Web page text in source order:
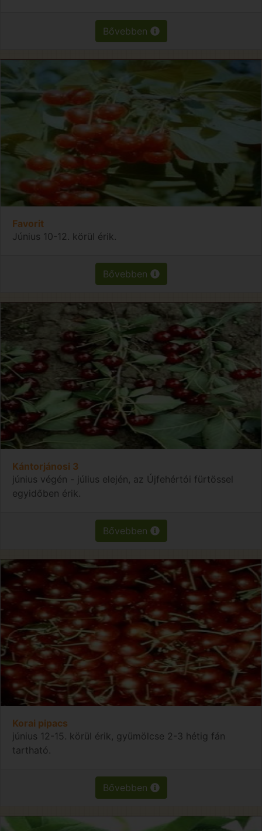
Bővebben
Favorit
Június 10-12. körül érik.
Bővebben
Kántorjánosi 3
június végén - július elején, az Újfehértói fürtössel
egyidőben érik.
Bővebben
Korai pipacs
június 12-15. körül érik, gyümölcse 2-3 hétig fán
tartható.
Bővebben